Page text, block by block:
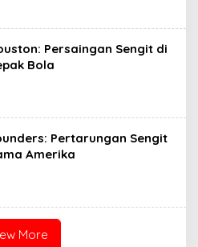
Persaingan Sengit di
Bola
Pertarungan Sengit
Amerika
More